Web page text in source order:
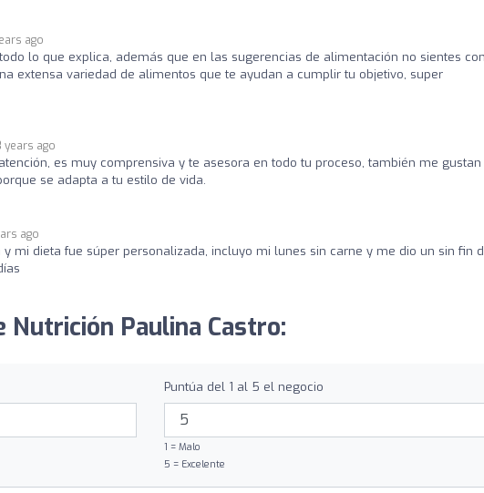
ago
lo que explica, además que en las sugerencias de alimentación no sientes
extensa variedad de alimentos que te ayudan a cumplir tu objetivo, super
years ago
es muy comprensiva y te asesora en todo tu proceso, también me gustan
se adapta a tu estilo de vida.
ago
y mi dieta fue súper personalizada, incluyo mi lunes sin carne y me dio un sin fin
Nutrición Paulina Castro:
Puntúa del 1 al 5 el negocio
1 = Malo
5 = Excelente